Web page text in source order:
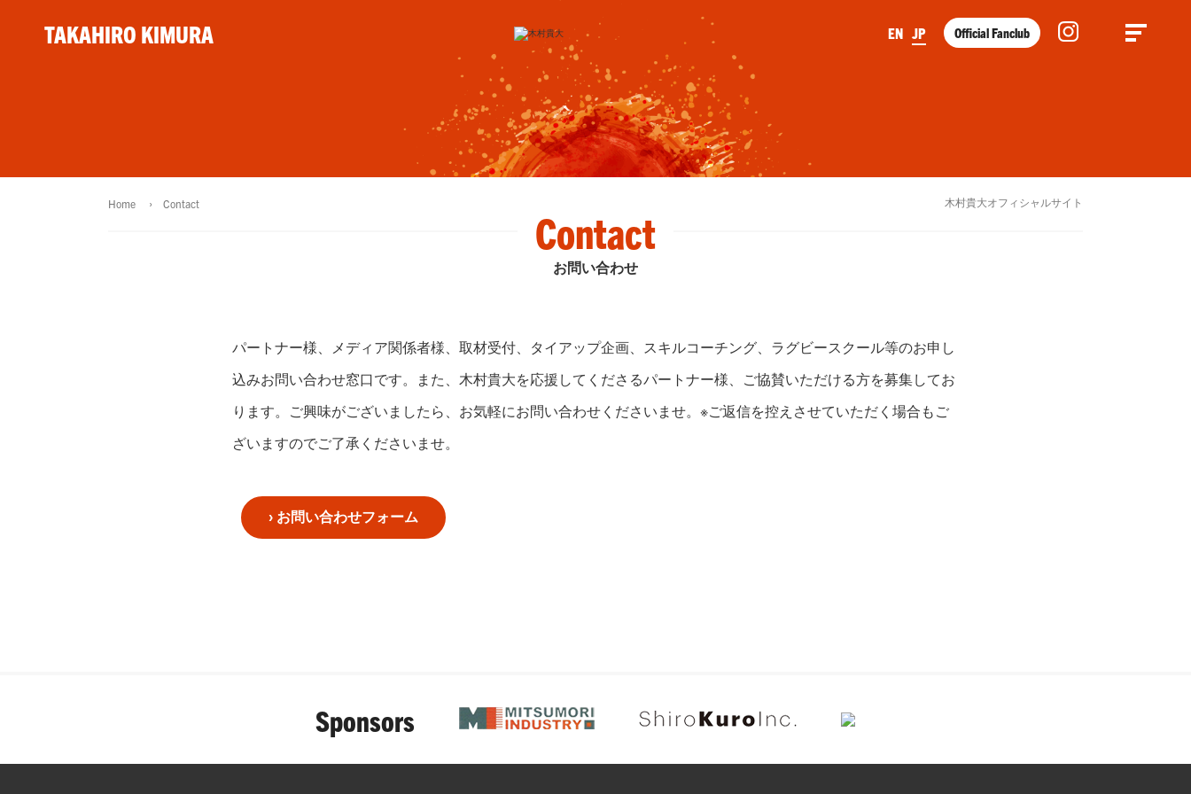
TAKAHIRO KIMURA EN JP Official Fanclub
Home Contact 木村貴大オフィシャルサイト
Contact
お問い合わせ
パートナー様、メディア関係者様、取材受付、タイアップ企画、スキルコーチング、ラグビースクール等のお申し
込みお問い合わせ窓口です。また、木村貴大を応援してくださるパートナー様、ご協賛いただける方を募集してお
ります。ご興味がございましたら、お気軽にお問い合わせくださいませ。※ご返信を控えさせていただく場合もご
ざいますのでご了承くださいませ。
お問い合わせフォーム
Sponsors